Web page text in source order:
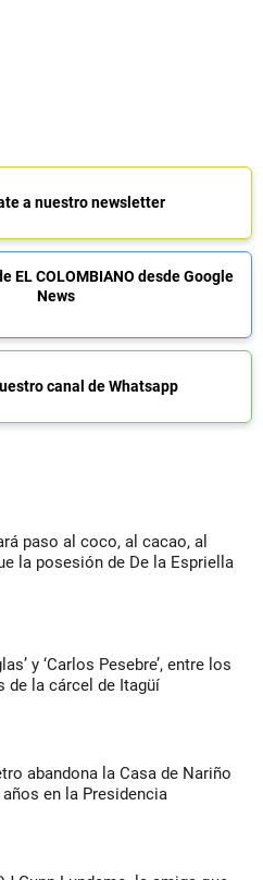
a nuestro newsletter
EL COLOMBIANO desde Google
News
canal de Whatsapp
paso al coco, al cacao, al
la posesión de De la Espriella
y ‘Carlos Pesebre’, entre los
de la cárcel de Itagüí
abandona la Casa de Nariño
en la Presidencia